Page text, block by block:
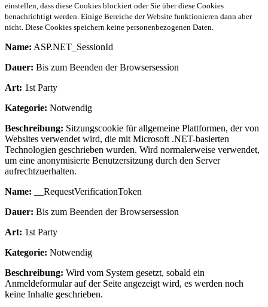
einstellen, dass diese Cookies blockiert oder Sie über diese Cookies
benachrichtigt werden. Einige Bereiche der Website funktionieren dann aber
nicht. Diese Cookies speichern keine personenbezogenen Daten.
Name: ASP.NET_SessionId
Dauer: Bis zum Beenden der Browsersession
Art: 1st Party
Kategorie: Notwendig
Beschreibung: Sitzungscookie für allgemeine Plattformen, der von
Websites verwendet wird, die mit Microsoft .NET-basierten
Technologien geschrieben wurden. Wird normalerweise verwendet,
um eine anonymisierte Benutzersitzung durch den Server
aufrechtzuerhalten.
Name: __RequestVerificationToken
Dauer: Bis zum Beenden der Browsersession
Art: 1st Party
Kategorie: Notwendig
Beschreibung: Wird vom System gesetzt, sobald ein
Anmeldeformular auf der Seite angezeigt wird, es werden noch
keine Inhalte geschrieben.